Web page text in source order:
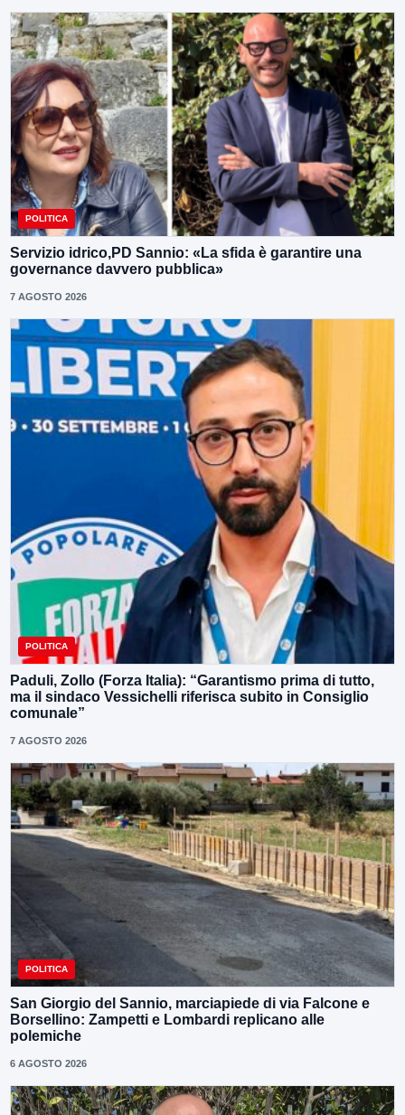
POLITICA
Servizio idrico,PD Sannio: «La sfida è garantire una
governance davvero pubblica»
7 AGOSTO 2026
POLITICA
Paduli, Zollo (Forza Italia): “Garantismo prima di tutto,
ma il sindaco Vessichelli riferisca subito in Consiglio
comunale”
7 AGOSTO 2026
POLITICA
San Giorgio del Sannio, marciapiede di via Falcone e
Borsellino: Zampetti e Lombardi replicano alle
polemiche
6 AGOSTO 2026